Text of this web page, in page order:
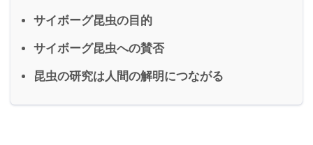
サイボーグ昆虫の目的
サイボーグ昆虫への賛否
昆虫の研究は人間の解明につながる